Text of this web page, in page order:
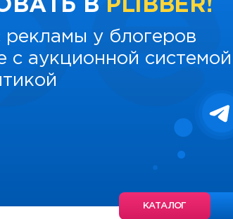
В PLIBBER!
рекламы у блогеров
с аукционной системой
КАТАЛОГ